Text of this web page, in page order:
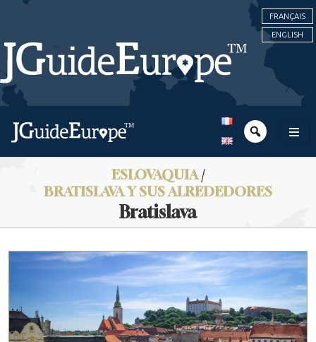
FRANÇAIS
ENGLISH
ESLOVAQUIA/
BRATISLAVA Y SUS ALREDEDORES
Bratislava